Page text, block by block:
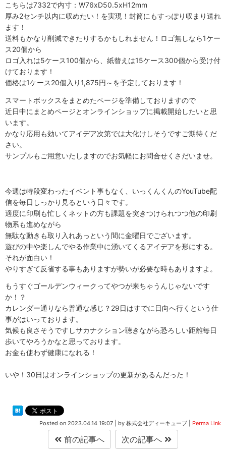
こちらは7332で内寸：W76xD50.5xH12mm
厚み2センチ以内に収めたい！を実現！封筒にもすっぽり収まり送れ
ます！
送料もかなり削減できたりするかもしれません！ロゴ無しなら1ケー
ス20個から
ロゴ入れは5ケース100個から、紙替えは15ケース300個から受け付
けております！
価格は1ケース20個入り1,875円～を予定しております！
スマートボックスをまとめたページを準備しておりますので
近日中にまとめページとオンラインショップに掲載開始したいと思
います。
かなり応用も効いてアイデア次第では大化けしそうですご期待くだ
さい。
サンプルもご用意いたしますのでお気軽にお問合せくさだいませ。
今週は特段変わったイベント事もなく、いっくんくんのYouTube配
信を毎日しっかり見るという日々です。
適度に印刷も忙しくネットの方も課題を突きつけられつつ他の印刷
物系も進めながら
無駄な動きも取り入れあっという間に金曜日でございます。
遊びの中や楽しんでやる作業中に湧いてくるアイデアを形にする。
それが面白い！
やりすぎて反省する事もありますが勢いが必要な時もありますよ。
もうすぐゴールデンウィークってやつが来ちゃうんじゃないです
か！？
カレンダー通りなら普通な感じ？29日はすでに日向へ行くという仕
事がはいっております。
気候も良さそうですしサカナクション聴きながら恐ろしい距離毎日
歩いてやろうかなと思っております。
お金も使わず健康になれる！
いや！30日はオンラインショップの更新があるんだった！
Posted on 2023.04.14 19:07 by 株式会社ディーキューブ Perma Link
前の記事へ 次の記事へ